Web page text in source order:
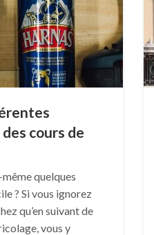
cours de
quelques
? Si vous ignorez
qu’en suivant de
vous y